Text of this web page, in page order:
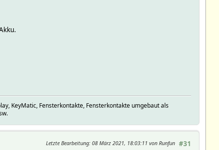
KeyMatic, Fensterkontakte, Fensterkontakte umgebaut als
#31
Letzte Bearbeitung: 08 März 2021, 18:03:11 von Runfun